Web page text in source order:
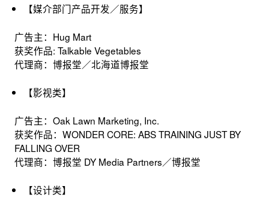
【媒介部门产品开发／服务】
广告主：Hug Mart
获奖作品: Talkable Vegetables
代理商：博报堂／北海道博报堂
【影视类】
广告主：Oak Lawn Marketing, Inc.
获奖作品：WONDER CORE: ABS TRAINING JUST BY
FALLING OVER
代理商：博报堂 DY Media Partners／博报堂
【设计类】